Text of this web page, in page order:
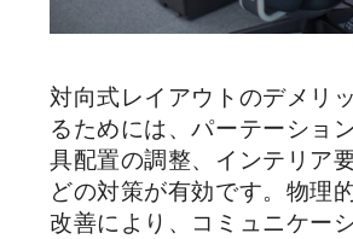
対向式レイアウトのデメリ
るためには、パーテーショ
具配置の調整、インテリア
どの対策が有効です。物理
改善により、コミュニケー